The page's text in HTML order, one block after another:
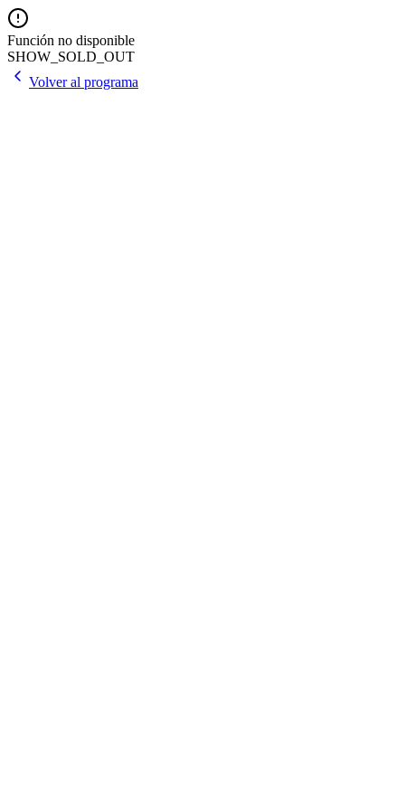
Función no disponible
SHOW_SOLD_OUT
Volver al programa